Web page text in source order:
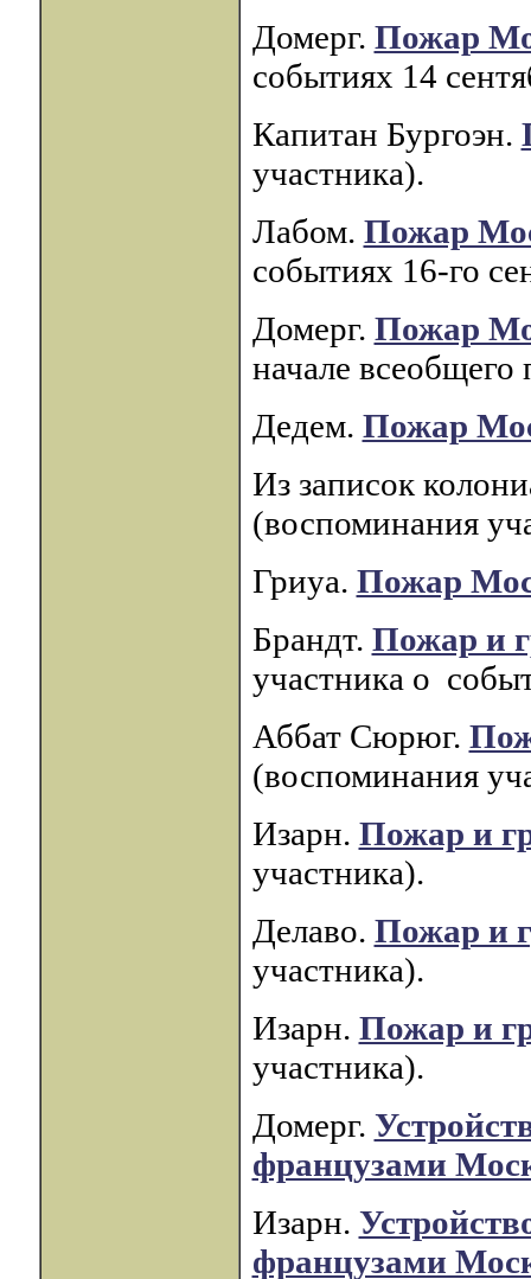
Домерг. Пожар
событиях 14
Капитан Бургоэн.
участника).
Лабом. Пожар
событиях 16-го
Домерг. Пожар
начале всеобщего
Дедем. Пожар
Из записок
(воспоминания
Гриуа. Пожар
Брандт. Пожар и
участника о
Аббат Сюрюг.
(воспоминания
Изарн. Пожар и
участника).
Делаво. Пожар и
участника).
Изарн. Пожар и
участника).
Домерг.
французами
Изарн.
французами